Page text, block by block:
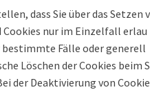
dass Sie über das Setzen v
nur im Einzelfall erlau
bestimmte Fälle oder generell
Löschen der Cookies beim S
der Deaktivierung von Cookie